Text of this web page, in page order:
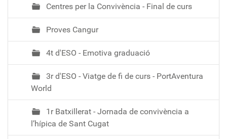
Centres per la Convivència - Final de curs
Proves Cangur
4t d'ESO - Emotiva graduació
3r d'ESO - Viatge de fi de curs - PortAventura
World
1r Batxillerat - Jornada de convivència a
l’hípica de Sant Cugat